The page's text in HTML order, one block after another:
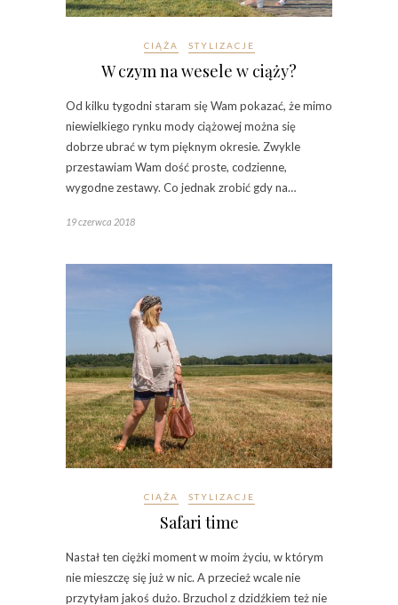
CIĄŻA STYLIZACJE
W czym na wesele w ciąży?
Od kilku tygodni staram się Wam pokazać, że mimo
niewielkiego rynku mody ciążowej można się
dobrze ubrać w tym pięknym okresie. Zwykle
przestawiam Wam dość proste, codzienne,
wygodne zestawy. Co jednak zrobić gdy na…
19 czerwca 2018
CIĄŻA STYLIZACJE
Safari time
Nastał ten ciężki moment w moim życiu, w którym
nie mieszczę się już w nic. A przecież wcale nie
przytyłam jakoś dużo. Brzuchol z dzidźkiem też nie